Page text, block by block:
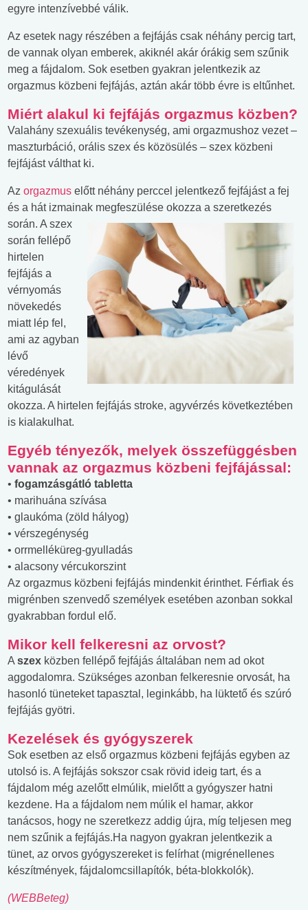
egyre intenzívebbé válik.
Az esetek nagy részében a fejfájás csak néhány percig tart,
de vannak olyan emberek, akiknél akár órákig sem szűnik
meg a fájdalom. Sok esetben gyakran jelentkezik az
orgazmus közbeni fejfájás, aztán akár több évre is eltűnhet.
Miért alakul ki fejfájás orgazmus közben?
Valahány szexuális tevékenység, ami orgazmushoz vezet –
maszturbáció, orális szex és közösülés – szex közbeni
fejfájást válthat ki.
Az orgazmus előtt néhány perccel jelentkező fejfájást a fej
és a hát izmainak megfeszülése okozza a szeretkezés
során. A szex
során fellépő
hirtelen
fejfájás a
vérnyomás
növekedés
miatt lép fel,
ami az agyban
lévő
véredények
kitágulását
okozza. A hirtelen fejfájás stroke, agyvérzés következtében
is kialakulhat.
Egyéb tényezők, melyek összefüggésben
vannak az orgazmus közbeni fejfájással:
• fogamzásgátló tabletta
• marihuána szívása
• glaukóma (zöld hályog)
• vérszegénység
• orrmelléküreg-gyulladás
• alacsony vércukorszint
Az orgazmus közbeni fejfájás mindenkit érinthet. Férfiak és
migrénben szenvedő személyek esetében azonban sokkal
gyakrabban fordul elő.
Mikor kell felkeresni az orvost?
A szex közben fellépő fejfájás általában nem ad okot
aggodalomra. Szükséges azonban felkeresnie orvosát, ha
hasonló tüneteket tapasztal, leginkább, ha lüktető és szúró
fejfájás gyötri.
Kezelések és gyógyszerek
Sok esetben az első orgazmus közbeni fejfájás egyben az
utolsó is. A fejfájás sokszor csak rövid ideig tart, és a
fájdalom még azelőtt elmúlik, mielőtt a gyógyszer hatni
kezdene. Ha a fájdalom nem múlik el hamar, akkor
tanácsos, hogy ne szeretkezz addig újra, míg teljesen meg
nem szűnik a fejfájás.Ha nagyon gyakran jelentkezik a
tünet, az orvos gyógyszereket is felírhat (migrénellenes
készítmények, fájdalomcsillapítók, béta-blokkolók).
(WEBBeteg)